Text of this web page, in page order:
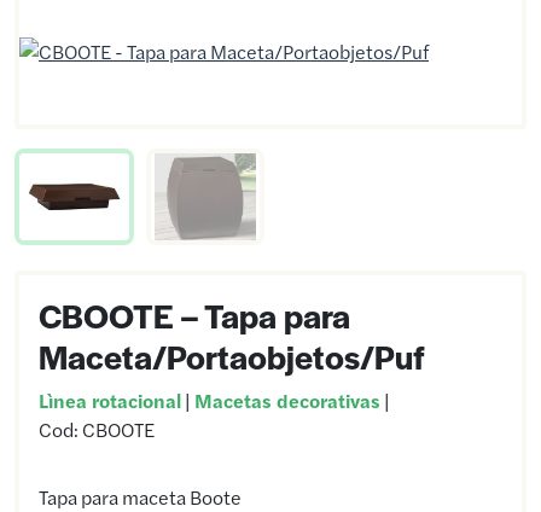
CBOOTE – Tapa para
Maceta/Portaobjetos/Puf
Lìnea rotacional| Macetas decorativas |
Cod: CBOOTE
Tapa para maceta Boote